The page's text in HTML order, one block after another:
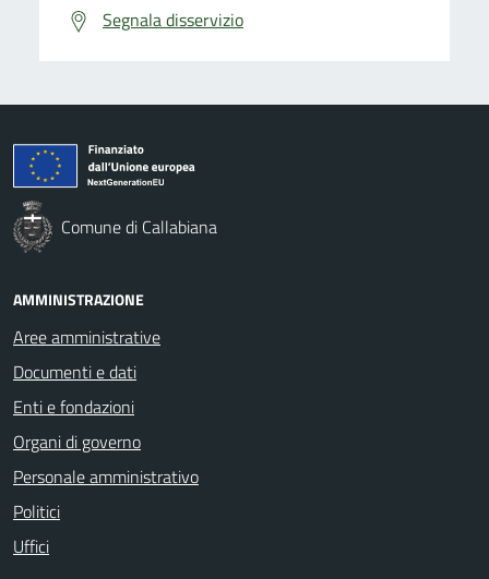
Segnala disservizio
Comune di Callabiana
AMMINISTRAZIONE
Aree amministrative
Documenti e dati
Enti e fondazioni
Organi di governo
Personale amministrativo
Politici
Uffici